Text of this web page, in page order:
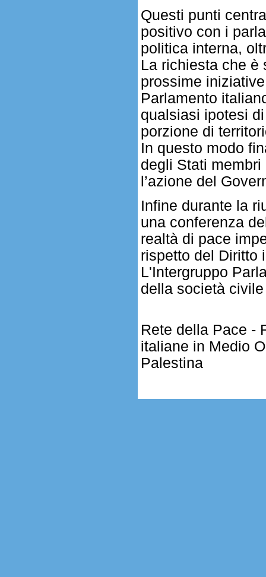
Questi punti
positivo con i
politica interna,
La richiesta che è
prossime
Parlamento
qualsiasi ipotesi
porzione di
In questo modo
degli Stati membri
l’azione del
Infine durante la
una conferenza
realtà di pace
rispetto del Diritto
L'Intergruppo
della società
Rete della Pace -
italiane in Medio
Palestina